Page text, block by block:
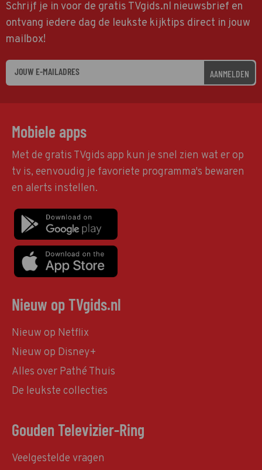
Schrijf je in voor de gratis TVgids.nl nieuwsbrief en
ontvang iedere dag de leukste kijktips direct in jouw
mailbox!
AANMELDEN
Mobiele apps
Met de gratis TVgids app kun je snel zien wat er op
tv is, eenvoudig je favoriete programma's bewaren
en alerts instellen.
Nieuw op TVgids.nl
Nieuw op Netflix
Nieuw op Disney+
Alles over Pathé Thuis
De leukste collecties
Gouden Televizier-Ring
Veelgestelde vragen